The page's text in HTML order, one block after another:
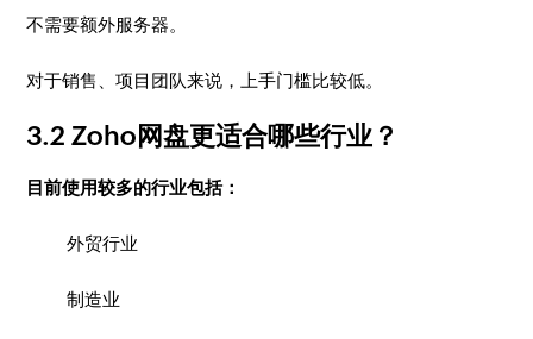
不需要额外服务器。
对于销售、项目团队来说，上手门槛比较低。
3.2 Zoho网盘更适合哪些行业？
目前使用较多的行业包括：
外贸行业
制造业